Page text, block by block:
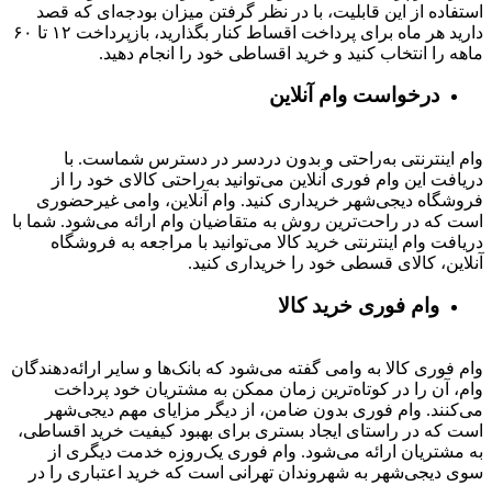
استفاده از این قابلیت، با در نظر گرفتن میزان بودجه‌ای که قصد
دارید هر ماه برای پرداخت اقساط کنار بگذارید، بازپرداخت ۱۲ تا ۶۰
ماهه را انتخاب کنید و خرید اقساطی خود را انجام دهید.
درخواست وام آنلاین
وام اینترنتی به‌راحتی و بدون دردسر در دسترس شماست. با
دریافت این وام فوری آنلاین می‌توانید به‌راحتی کالای خود را از
فروشگاه دیجی‌شهر خریداری کنید. وام آنلاین، وامی غیرحضوری
است که در راحت‌ترین روش به متقاضیان وام ارائه می‌شود. شما با
دریافت وام اینترنتی خرید کالا می‌توانید با مراجعه به فروشگاه
آنلاین، کالای قسطی خود را خریداری کنید.
وام فوری خرید کالا
وام فوری کالا به وامی گفته می‌شود که بانک‌ها و سایر ارائه‌دهندگان
وام، آن را در کوتاه‌ترین زمان ممکن به مشتریان خود پرداخت
می‌کنند. وام فوری بدون ضامن، از دیگر مزایای مهم دیجی‌شهر
است که در راستای ایجاد بستری برای بهبود کیفیت خرید اقساطی،
به مشتریان ارائه می‌شود. وام فوری یک‌روزه خدمت دیگری از
سوی دیجی‌شهر به شهروندان تهرانی است که خرید اعتباری را در